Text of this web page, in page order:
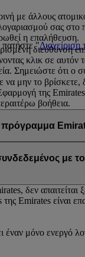
πατήστε "
με άλλους
σας
η επαλήθευση.
διεύθυνση
κλικ σε αυτόν
Σημειώστε ότι ο
μην το βρίσκετε,
της
βοήθεια.
email σας. Μόλις
πρόγραμμα
στην
με
δεν
Emirates είναι
μόνο ενεργό